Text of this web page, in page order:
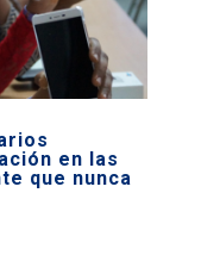
en las
que nunca